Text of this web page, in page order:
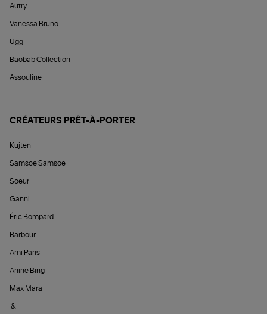
Autry
Vanessa Bruno
Ugg
Baobab Collection
Assouline
CRÉATEURS PRÊT-À-PORTER
Kujten
Samsoe Samsoe
Soeur
Ganni
Éric Bompard
Barbour
Ami Paris
Anine Bing
Max Mara
&